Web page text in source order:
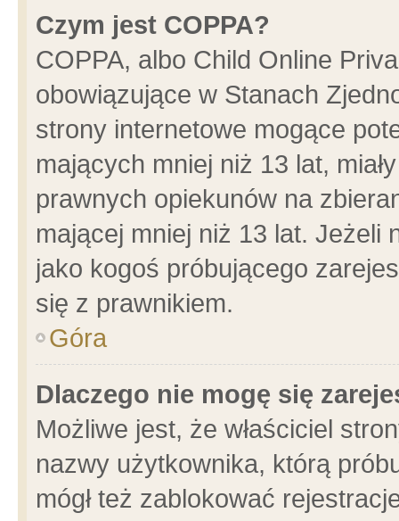
Czym jest COPPA?
COPPA, albo Child Online
obowiązujące w Stanach
strony internetowe mogące
mających mniej niż 13 lat,
prawnych opiekunów na
mającej mniej niż 13 lat. Jeżeli
jako kogoś próbującego
się z prawnikiem.
Góra
Dlaczego nie mogę się
Możliwe jest, że właściciel
nazwy użytkownika, którą
mógł też zablokować